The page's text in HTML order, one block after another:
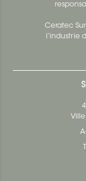
Ceratec
l’industrie